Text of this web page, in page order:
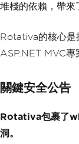
堆棧的依賴，帶來
Rotativa的核心是
ASP.NET MVC專
關鍵安全公告
Rotativa包裹了
洞。